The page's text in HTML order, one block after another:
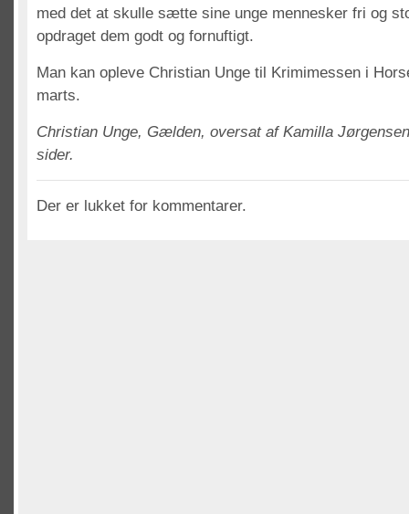
med det at skulle sætte sine unge mennesker fri og
opdraget dem godt og fornuftigt.
Man kan opleve Christian Unge til Krimimessen i
marts.
Christian Unge, Gælden, oversat af Kamilla
sider.
Der er lukket for kommentarer.